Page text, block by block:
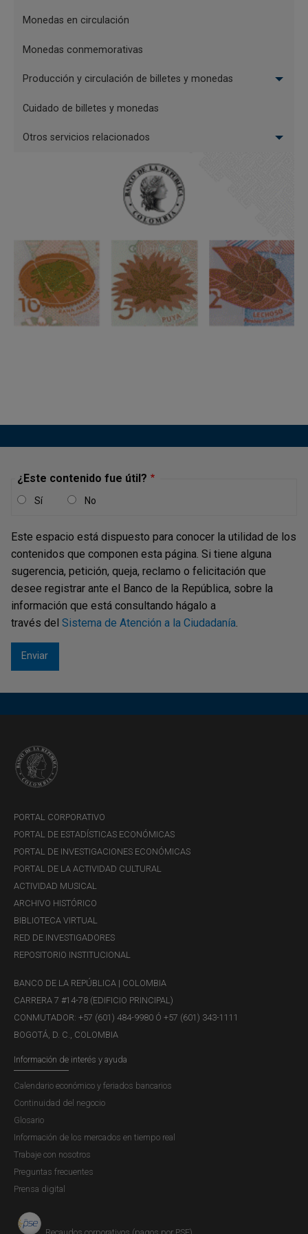
Cincuentenario del Banco de la República
Disponible
Reporte de disponibilidad de monedas
Otras monedas conmemorativas (no
200 años de la Batalla Naval del Lago de Maracaibo
Monedas en circulación
Monedas conmemorativas
Producción y circulación de billetes y monedas
Cuidado de billetes y monedas
Otros servicios relacionados
¿Este contenido fue útil?
Sí No
Este espacio está dispuesto para conocer la utilidad de los
contenidos que componen esta página. Si tiene alguna
sugerencia, petición, queja, reclamo o felicitación que
desee registrar ante el Banco de la República, sobre la
información que está consultando hágalo a
través del Sistema de Atención a la Ciudadanía.
PORTAL CORPORATIVO
PORTAL DE ESTADÍSTICAS ECONÓMICAS
PORTAL DE INVESTIGACIONES ECONÓMICAS
PORTAL DE LA ACTIVIDAD CULTURAL
ACTIVIDAD MUSICAL
ARCHIVO HISTÓRICO
BIBLIOTECA VIRTUAL
RED DE INVESTIGADORES
REPOSITORIO INSTITUCIONAL
BANCO DE LA REPÚBLICA | COLOMBIA
CARRERA 7 #14-78 (EDIFICIO PRINCIPAL)
CONMUTADOR: +57 (601) 484-9980 Ó +57 (601) 343-1111
BOGOTÁ, D. C., COLOMBIA
Información de interés y ayuda
Calendario económico y feriados bancarios
Continuidad del negocio
Glosario
Información de los mercados en tiempo real
Trabaje con nosotros
Preguntas frecuentes
Prensa digital